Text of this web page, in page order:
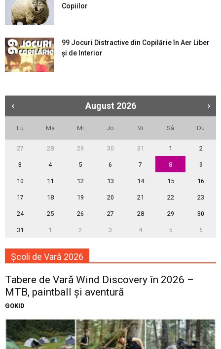
Copiilor
99 Jocuri Distractive din Copilărie în Aer Liber
şi de Interior
August 2026
Lu Ma Mi Jo Vi Sâ Du
27 28 29 30 31 1 2
3 4 5 6 7 8 9
10 11 12 13 14 15 16
17 18 19 20 21 22 23
24 25 26 27 28 29 30
31 1 2 3 4 5 6
Școli de Vară 2026
Tabere de Vară Wind Discovery în 2026 –
MTB, paintball și aventură
GOKID